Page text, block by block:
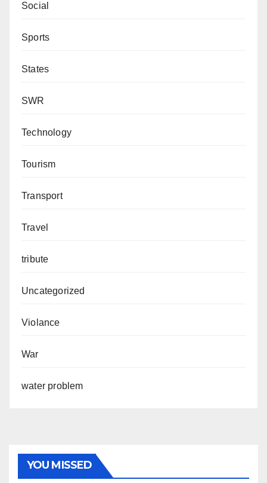
Social
Sports
States
SWR
Technology
Tourism
Transport
Travel
tribute
Uncategorized
Violance
War
water problem
YOU MISSED